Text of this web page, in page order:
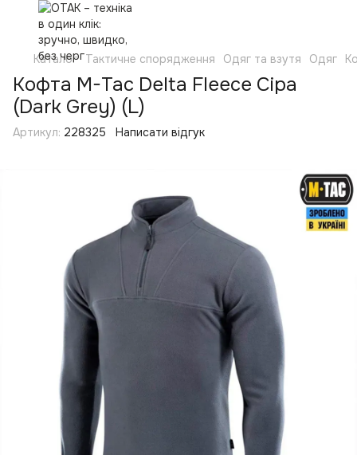
Каталог Тактичне спорядження Одяг та взутя Одяг
Кофта M-Tac Delta Fleece Сіра
(Dark Grey) (L)
Артикул: 228325 Написати відгук